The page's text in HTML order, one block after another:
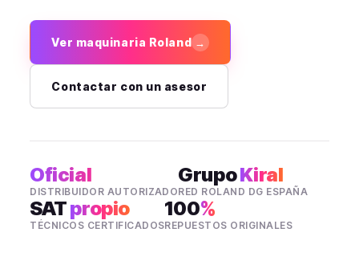
Ver maquinaria Roland →
Contactar con un asesor
Oficial
DISTRIBUIDOR AUTORIZADO
GrupoKiral
RED ROLAND DG ESPAÑA
SATpropio
TÉCNICOS CERTIFICADOS
100%
REPUESTOS ORIGINALES